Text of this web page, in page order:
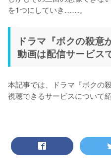
を1つにしていき……。
ドラマ『ボクの殺意
動画は配信サービス
本記事では、ドラマ『ボクの
視聴できるサービスについて